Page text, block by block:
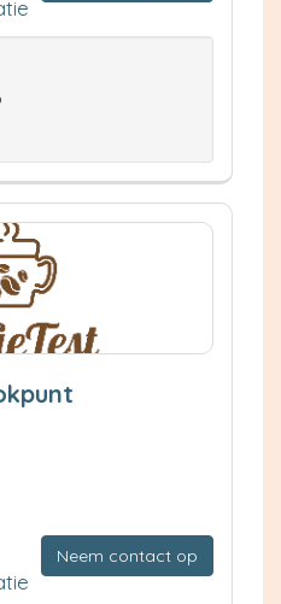
Neem contact op